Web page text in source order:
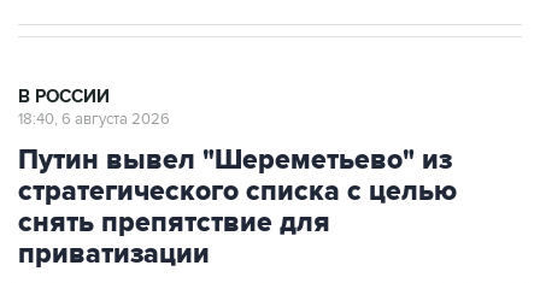
Путин вывел "Шереметьево" из
стратегического списка с целью
снять препятствие для
приватизации